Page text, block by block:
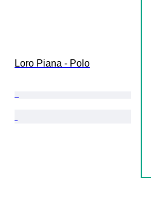
Loro Piana - Polo